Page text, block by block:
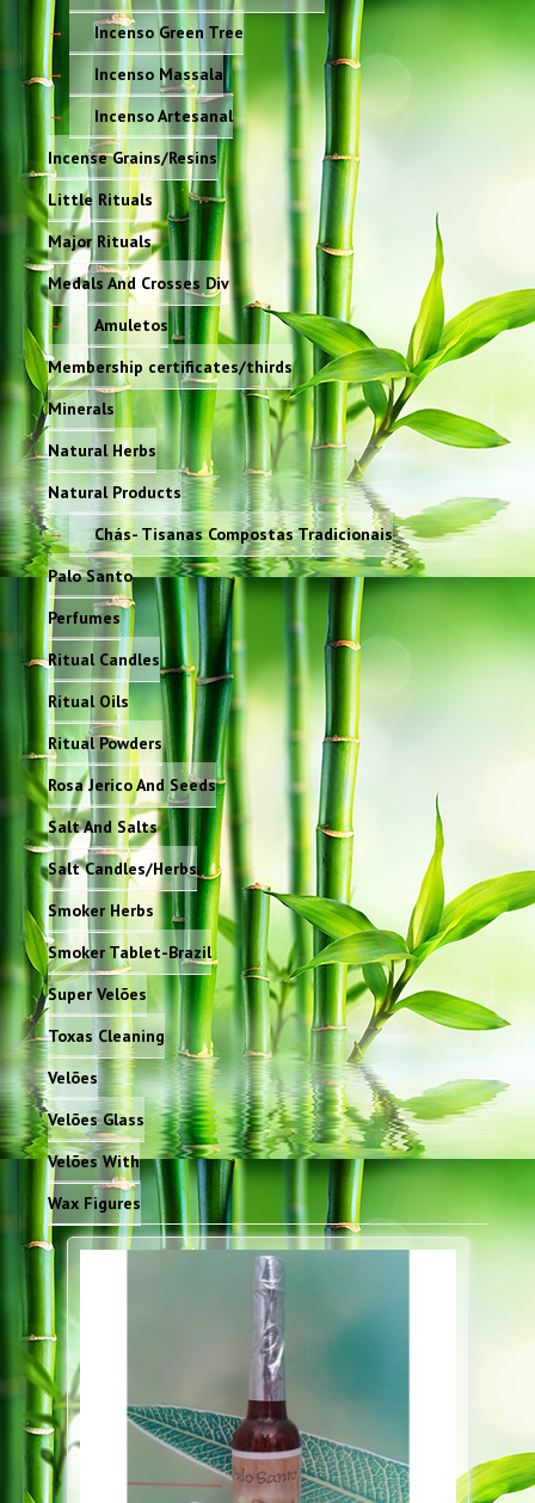
Incenso Green Tree
Incenso Massala
Incenso Artesanal
Incense Grains/Resins
Little Rituals
Major Rituals
Medals And Crosses Div
Amuletos
Membership certificates/thirds
Minerals
Natural Herbs
Natural Products
Chás- Tisanas Compostas Tradicionais
Palo Santo
Perfumes
Ritual Candles
Ritual Oils
Ritual Powders
Rosa Jerico And Seeds
Salt And Salts
Salt Candles/Herbs
Smoker Herbs
Smoker Tablet-Brazil
Super Velões
Toxas Cleaning
Velões
Velões Glass
Velões With
Wax Figures